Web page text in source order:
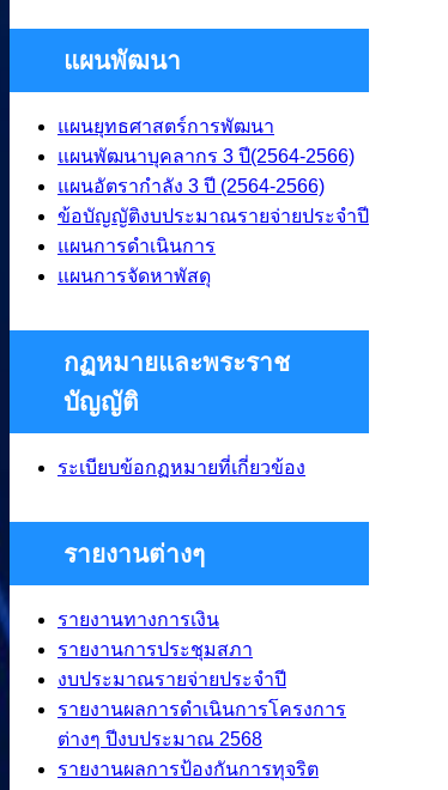
แผนพัฒนา
แผนยุทธศาสตร์การพัฒนา
แผนพัฒนาบุคลากร 3 ปี(2564-2566)
แผนอัตรากําลัง 3 ปี (2564-2566)
ข้อบัญญัติงบประมาณรายจ่ายประจำปี
แผนการดําเนินการ
แผนการจัดหาพัสดุ
กฏหมายและพระราช
บัญญัติ
ระเบียบข้อกฏหมายที่เกี่ยวข้อง
รายงานต่างๆ
รายงานทางการเงิน
รายงานการประชุมสภา
งบประมาณรายจ่ายประจำปี
รายงานผลการดำเนินการโครงการ
ต่างๆ ปีงบประมาณ 2568
รายงานผลการป้องกันการทุจริต